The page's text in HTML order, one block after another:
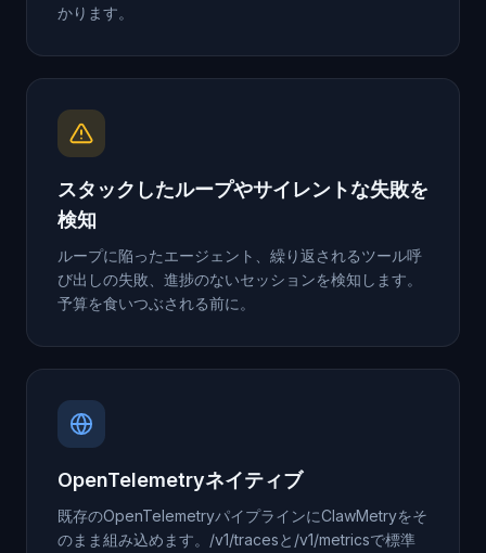
かります。
スタックしたループやサイレントな失敗を
検知
ループに陥ったエージェント、繰り返されるツール呼
び出しの失敗、進捗のないセッションを検知します。
予算を食いつぶされる前に。
OpenTelemetryネイティブ
既存のOpenTelemetryパイプラインにClawMetryをそ
のまま組み込めます。/v1/tracesと/v1/metricsで標準